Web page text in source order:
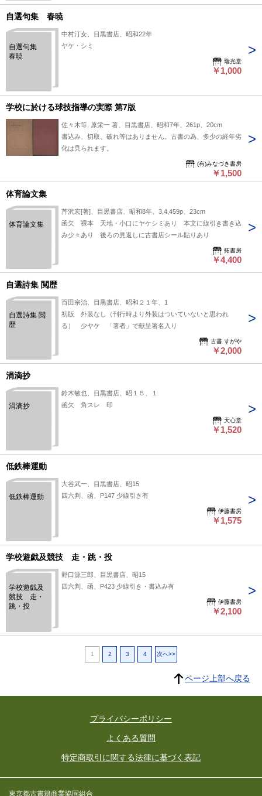
自選句集 春暁
自選句集
春暁
中村汀女、目黒書店、昭和22年
ヤケ・シミ
瑞光堂
￥1,000
学校に於ける球技指導の実際 第7版
佐々木等, 原栄一 著、目黒書店、昭和7年、261p、20cm
書込み、切取、破れ等はありません。古書の為、多少の経年劣
化は見られます。
(有)みなづき書房
￥1,500
体育論文集
体育論文集
芹沢宏[著]、目黒書店、昭和8年、3,4,459p、23cm
函欠 裸本 天地・小口にヤケシミあり 本文に線引き書き込
み少々あり 後ろの見返しに古書店シール貼りあり
拓書房
￥4,400
自選詩集 閲歴
自選詩集 閲
歴
百田宗治、目黒書店、昭和２１年、1
初版 外装なし（刊行時より外装はついていないと思われ
る） 少ヤケ 「著者」で献呈署名入り
古書 すがや
￥2,000
涓滴抄
涓滴抄
鈴木敏也、目黒書店、昭１５、１
函欠 角スレ 印
天心堂
￥1,520
低鉄棒運動
低鉄棒運動
大谷武一、目黒書店、昭15
四六判、函、P147 少線引き有
伊藤書房
￥1,575
学校遊戯及競技 走・跳・投
学校遊戯及
競技 走・
跳・投
野口源三郎、目黒書店、昭15
四六判、函、P423 少線引き・書込み有
伊藤書房
￥2,100
1 2 3 4 次へ>>
ページ上部へ戻る
プライバシーポリシー
よくある質問
特定商取引に関する法律に基づく表記
東京都古書籍商業協同組合